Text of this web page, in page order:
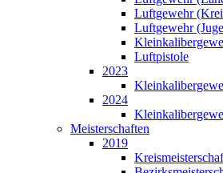
Luftgewehr
Luftgewehr
Luftpistole
2023
2024
Meisterschaften
2019